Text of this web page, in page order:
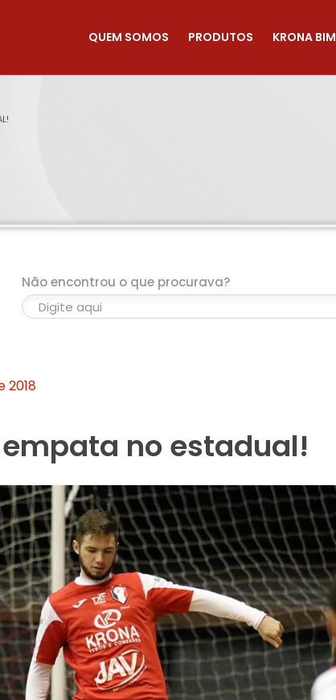
QUEM SOMOS PRODUTOS KRONA BIM
Não encontrou o que procurava?
2018
no estadual!